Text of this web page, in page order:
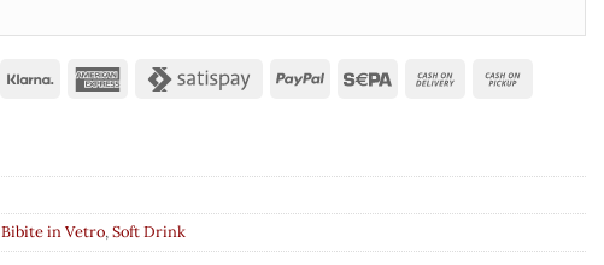
Bibite in Vetro,Soft Drink